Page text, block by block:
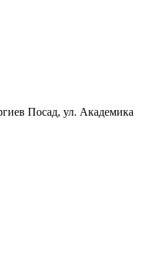
Посад, ул. Академика